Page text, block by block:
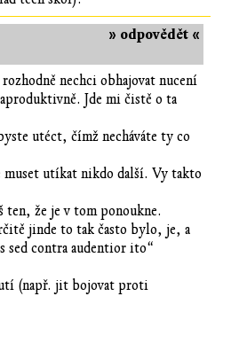
» odpovědět «
nechci obhajovat nucení
Jde mi čistě o ta
utéct, čímž necháváte ty co
muset utíkat nikdo další. Vy takto
ten, že je v tom ponoukne.
jinde to tak často bylo, je, a
sed contra audentior ito“
(např. jit bojovat proti